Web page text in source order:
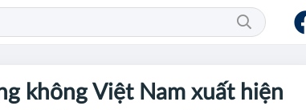
không Việt Nam xuất hiện